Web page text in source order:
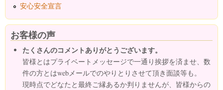
安心安全宣言
お客様の声
たくさんのコメントありがとうございます。
皆様とはプライベートメッセージで一通り挨拶を済ませ、数
件の方とはwebメールでのやりとりさせて頂き面談等も。
現時点でどなたと最終ご縁あるか判りませんが、皆様からの